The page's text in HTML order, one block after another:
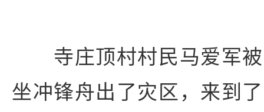
寺庄顶村村民马爱军被
坐冲锋舟出了灾区，来到